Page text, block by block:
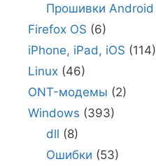
Прошивки Android
Firefox OS (6)
iPhone, iPad, iOS (114)
Linux (46)
ONT-модемы (2)
Windows (393)
dll (8)
Ошибки (53)